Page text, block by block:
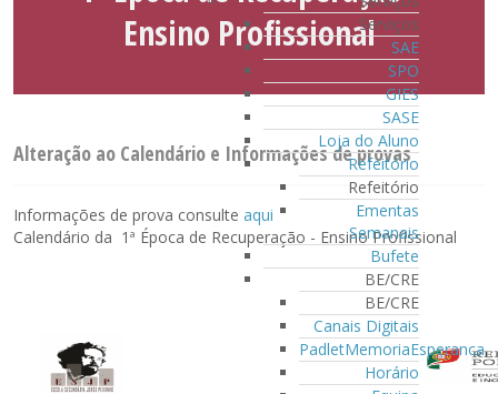
Serviços
SAE
SPO
GIES
SASE
Loja do Aluno
Refeitório
Refeitório
Ementas
Semanais
Bufete
BE/CRE
BE/CRE
Canais Digitais
PadletMemoriaEsperanca
Horário
Ensino Profissional
Alteração ao Calendário e Informações de provas
Informações de prova consulte aqui
Calendário da 1ª Época de Recuperação - Ensino Profissional